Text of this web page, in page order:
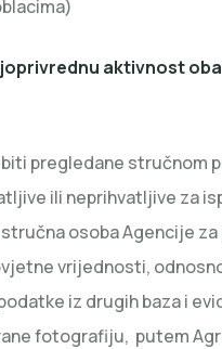
aktivnost
pregledane stručnom
ili neprihvatljive za
osoba Agencije
vrijednosti,
iz drugih baza i
fotografiju, putem